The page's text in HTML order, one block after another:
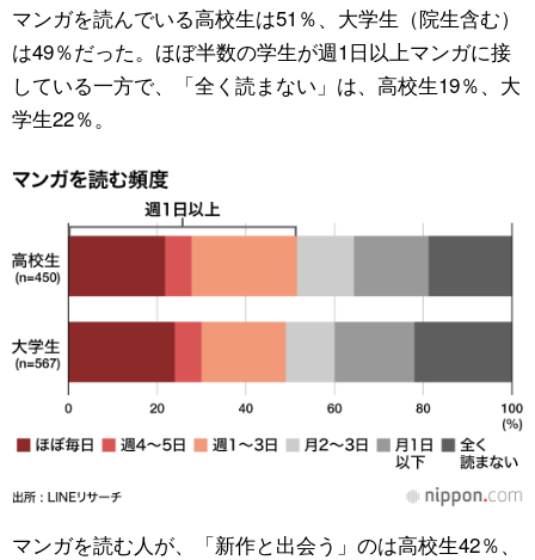
マンガを読んでいる高校生は51％、大学生（院生含む）
は49％だった。ほぼ半数の学生が週1日以上マンガに接
している一方で、「全く読まない」は、高校生19％、大
学生22％。
マンガを読む人が、「新作と出会う」のは高校生42％、